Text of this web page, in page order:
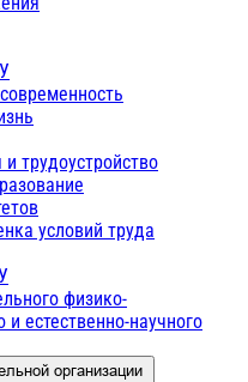
трудоустройство
условий труда
физико-
и естественно-научного
организации